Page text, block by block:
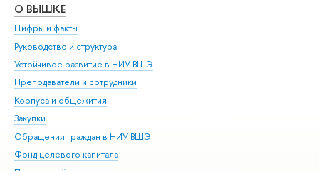
О ВЫШКЕ
Цифры и факты
Руководство и структура
Устойчивое развитие в НИУ ВШЭ
Преподаватели и сотрудники
Корпуса и общежития
Закупки
Обращения граждан в НИУ ВШЭ
Фонд целевого капитала